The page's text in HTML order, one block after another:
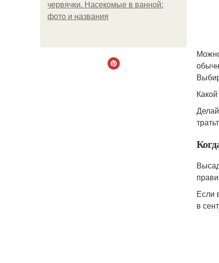
червячки. Насекомые в ванной:
фото и названия
Если
в